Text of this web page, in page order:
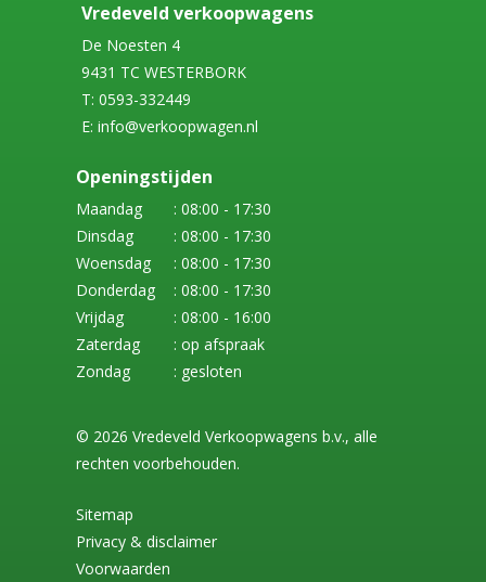
Vredeveld verkoopwagens
De Noesten 4
9431 TC WESTERBORK
T: 0593-332449
E: info@verkoopwagen.nl
Openingstijden
Maandag
: 08:00 - 17:30
Dinsdag
: 08:00 - 17:30
Woensdag
: 08:00 - 17:30
Donderdag
: 08:00 - 17:30
Vrijdag
: 08:00 - 16:00
Zaterdag
: op afspraak
Zondag
: gesloten
© 2026 Vredeveld Verkoopwagens b.v., alle
rechten voorbehouden.
Sitemap
Privacy & disclaimer
Voorwaarden